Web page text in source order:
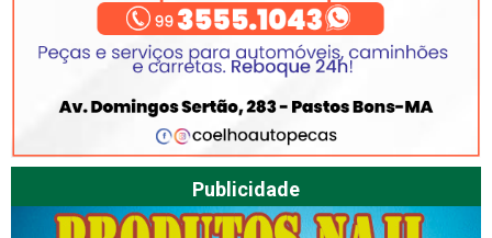
Publicidade